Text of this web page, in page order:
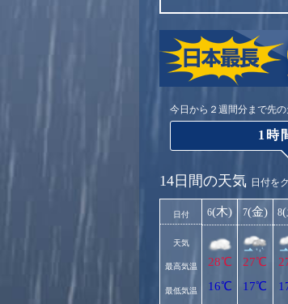
今日から２週間分まで先
1時
14日間の天気 日付を
日付
天気
最高気温
最低気温
6(木)
28℃
16℃
7(金)
27℃
17℃
8